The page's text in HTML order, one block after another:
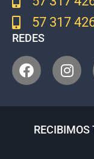
57 317
REDES
RECIBIMOS